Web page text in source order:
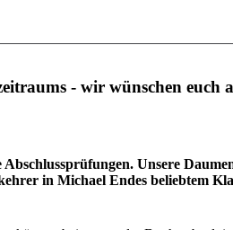
- wir wünschen euch
Unsere
in Michael Endes beliebtem